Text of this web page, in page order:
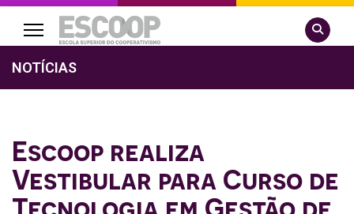
Pesquisar
NOTÍCIAS
Escoop realiza
Vestibular para Curso de